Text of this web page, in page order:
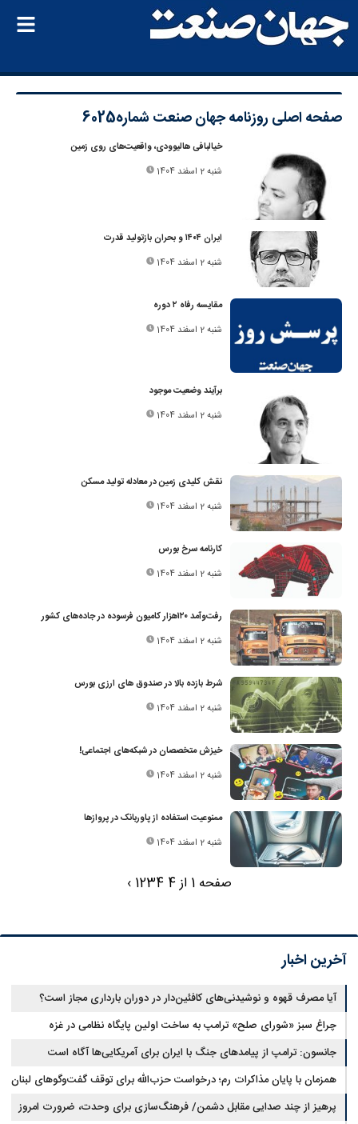
صفحه اصلی روزنامه جهان صنعت شماره6025
خیالبافی ‌هالیوودی، واقعیت‌های روی زمین
شنبه 2 اسفند 1404
ایران ۱۴۰۴ و بحران بازتولید قدرت
شنبه 2 اسفند 1404
مقایسه رفاه ۲ دوره
شنبه 2 اسفند 1404
برآیند وضعیت موجود
شنبه 2 اسفند 1404
نقش کلیدی زمین در معادله تولید مسکن
شنبه 2 اسفند 1404
کارنامه سرخ بورس
شنبه 2 اسفند 1404
رفت‌و‌آمد ۱۲۰‌هزار کامیون فرسوده در جاده‌های کشور
شنبه 2 اسفند 1404
شرط بازده بالا در صندوق های ارزی بورس
شنبه 2 اسفند 1404
خیزش متخصصان در شبکه‌های اجتماعی!
شنبه 2 اسفند 1404
ممنوعیت استفاده از پاوربانک در پروازها
شنبه 2 اسفند 1404
صفحه 1 از 4 1234
›
آخرین اخبار
آیا مصرف قهوه و نوشیدنی‌های کافئین‌دار در دوران بارداری مجاز است؟
چراغ سبز «شورای صلح» ترامپ به ساخت اولین پایگاه نظامی در غزه
جانسون: ترامپ از پیامدهای جنگ با ایران برای آمریکایی‌ها آگاه است
همزمان با پایان مذاکرات رم؛ درخواست حزب‌الله برای توقف گفت‌وگوهای لبنان
با اسرائیل
پرهیز از چند صدایی مقابل دشمن/ فرهنگ‌سازی برای وحدت، ضرورت امروز